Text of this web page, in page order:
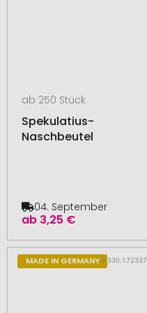
ab 250 Stück
Spekulatius-
Naschbeutel
ab 3,25 €
04. September
MADE IN GERMANY# 330.172337